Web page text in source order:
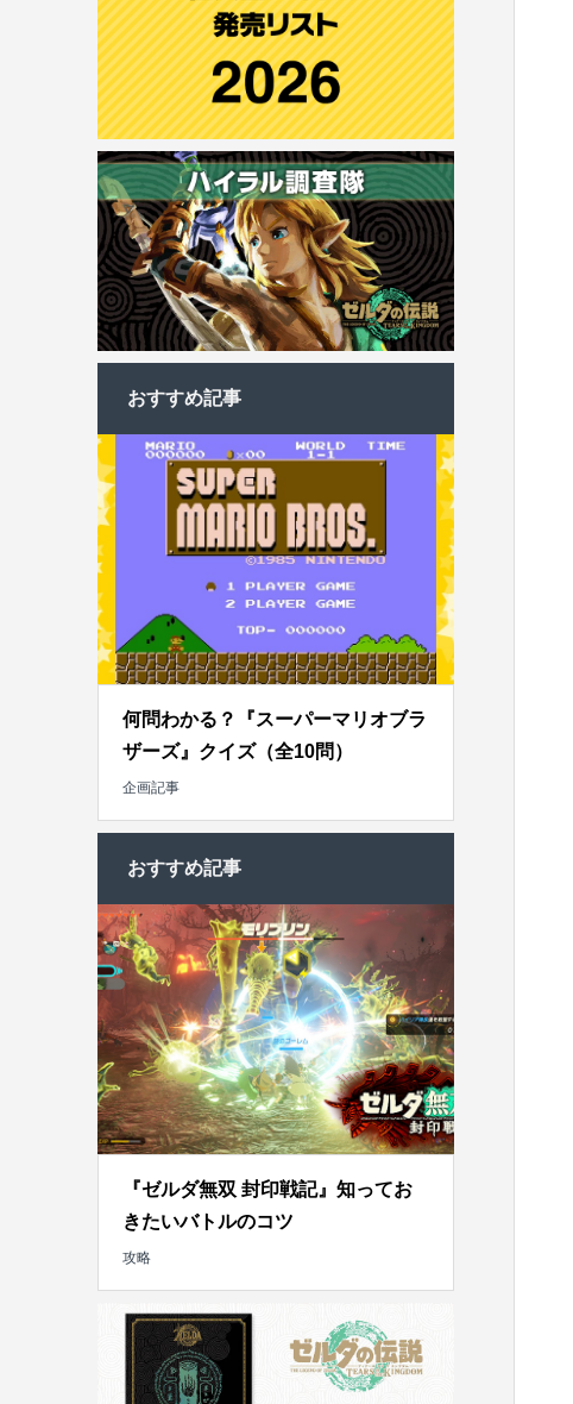
おすすめ記事
何問わかる？『スーパーマリオブラ
ザーズ』クイズ（全10問）
企画記事
おすすめ記事
『ゼルダ無双 封印戦記』知ってお
きたいバトルのコツ
攻略